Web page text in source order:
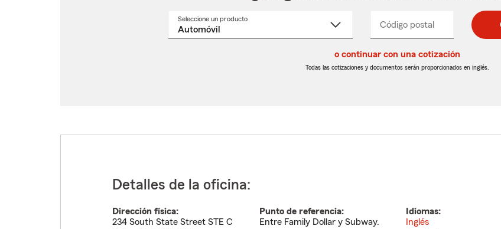
Seleccione un productoSeleccione
Código postal
postal
de
postal
de
_____
o continuar con una cotización
Todas las cotizaciones y documentos serán proporcionados en inglés.
Detalles de la oficina:
Dirección física:
234 South State Street STE C
Punto de referencia:
Entre Family Dollar y Subway.
Idiomas:
Inglés